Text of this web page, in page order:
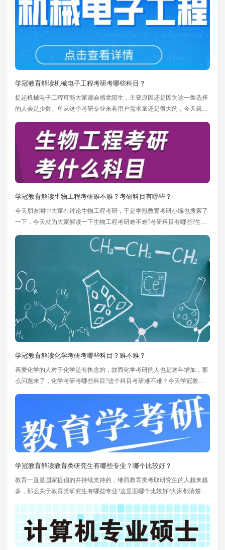
学冠教育解读机械电子工程考研考哪些科目？
提起机械电子工程可能大家都会感觉陌生，主要原因还是因为这一类选择
的人会是少数。单从这个考研专业来看用户需求量还是很大的，今天就带
学冠教育解读生物工程考研难不难？考研科目有哪些？
今天朋友圈中大家在讨论生物工程考研，于是学冠教育考研小编也搜索了
一下，今天就为大家解读一下生物工程考研难不难?考研科目有哪些?生物
定要好好复习，否则有可能考研失败，毕竟这个科目上岸难度还是蛮大
学冠教育解读化学考研考哪些科目？难不难？
喜爱化学的人对于化学是有执念的，故而化学考研的人也是逐年增加，那
么问题来了，化学考研考哪些科目?这个科目考研难不难？今天学冠教育
学冠教育解读教育类研究生有哪些专业？哪个比较好？
教育一直是国家提倡的并持续支持的，继而教育类考取研究生的人越来越
多，那么关于教育类研究生有哪些专业?这里面哪个比较好?大家都清楚的
否找到一个好工作，下面小编为大家分析一下教育学考研哪个专业好，希
望对大家有所帮助。